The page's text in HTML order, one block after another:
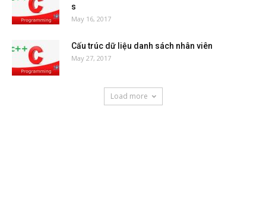
s
May 16, 2017
Cấu trúc dữ liệu danh sách nhân viên
May 27, 2017
Load more